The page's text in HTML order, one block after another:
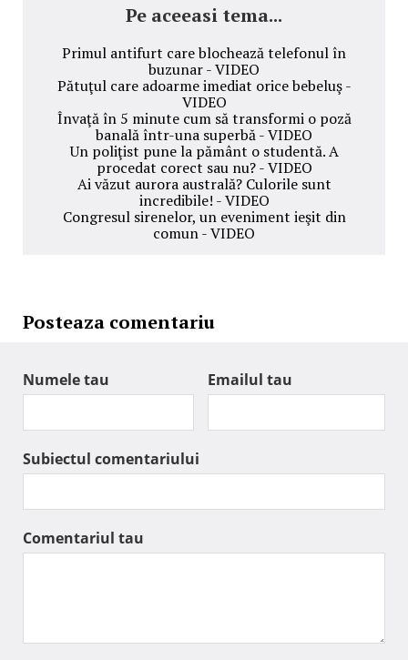
Pe aceeasi tema...
Primul antifurt care blochează telefonul în
buzunar - VIDEO
Pătuţul care adoarme imediat orice bebeluş -
VIDEO
Învaţă în 5 minute cum să transformi o poză
banală într-una superbă - VIDEO
Un poliţist pune la pământ o studentă. A
procedat corect sau nu? - VIDEO
Ai văzut aurora australă? Culorile sunt
incredibile! - VIDEO
Congresul sirenelor, un eveniment ieşit din
comun - VIDEO
Posteaza comentariu
Numele tau Emailul tau
Subiectul comentariului
Comentariul tau